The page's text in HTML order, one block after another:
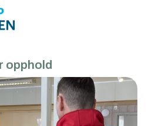
opphold